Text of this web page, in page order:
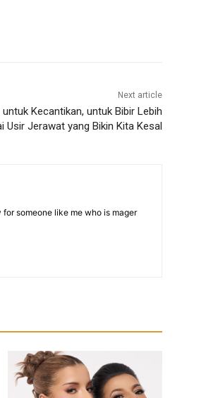
Next article
Kecantikan, untuk Bibir Lebih
Usir Jerawat yang Bikin Kita Kesal
someone like me who is mager